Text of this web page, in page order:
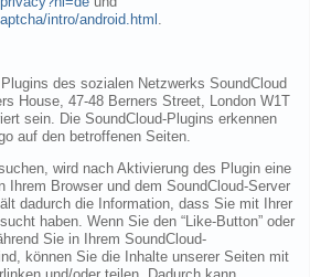
intro/android.html
des sozialen Netzwerks SoundCloud
House, 47-48 Berners Street, London W1T
sein. Die SoundCloud-Plugins erkennen
auf den betroffenen Seiten.
wird nach Aktivierung des Plugin eine
Ihrem Browser und dem SoundCloud-Server
dadurch die Information, dass Sie mit Ihrer
haben. Wenn Sie den “Like-Button” oder
Sie in Ihrem SoundCloud-
können Sie die Inhalte unserer Seiten mit